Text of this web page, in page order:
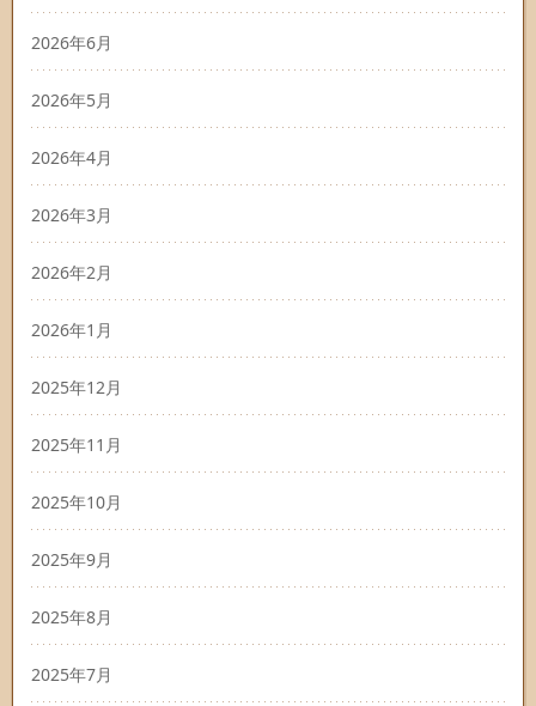
2026年6月
2026年5月
2026年4月
2026年3月
2026年2月
2026年1月
2025年12月
2025年11月
2025年10月
2025年9月
2025年8月
2025年7月